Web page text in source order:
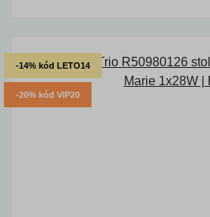
-14% kód LETO14
-20% kód VIP20